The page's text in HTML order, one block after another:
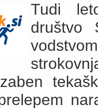
Tudi
društvo